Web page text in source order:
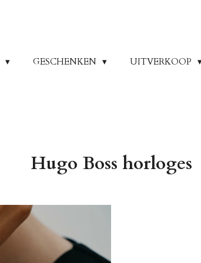
GESCHENKEN UITVERKOOP
Hugo Boss horloges